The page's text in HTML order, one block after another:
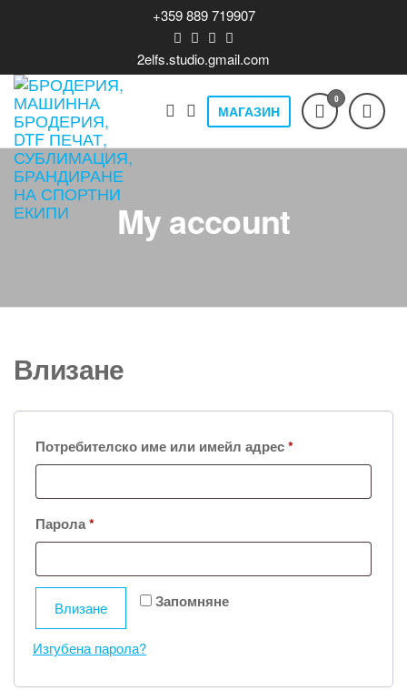
content
+359 889 719907
2elfs.studio.gmail.com
Бродерия,
машинна
DTF печат,
сублимация,
на спортни
Печат на
производство,
продажба и
МАГАЗИН
0
My account
Влизане
Потребителско име или имейл адрес*Задължително
Парола*Задължително
Запомняне
Влизане
Изгубена парола?